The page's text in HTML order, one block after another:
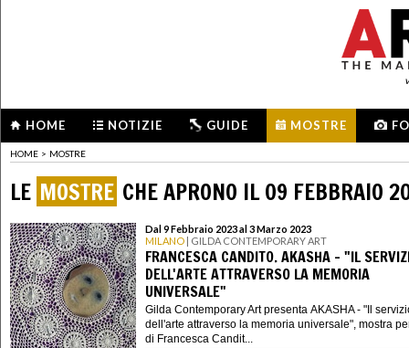
HOME NOTIZIE GUIDE MOSTRE
HOME > MOSTRE
LE MOSTRE CHE APRONO IL 09 FEBBRAIO
Dal 9 Febbraio 2023 al 3 Marzo 2023
MILANO | GILDA CONTEMPORARY ART
FRANCESCA CANDITO. AKASHA - "IL
DELL'ARTE ATTRAVERSO LA MEMORIA
UNIVERSALE"
Gilda Contemporary Art presenta AKASHA - "Il
dell'arte attraverso la memoria universale", mostra
di Francesca Candit...